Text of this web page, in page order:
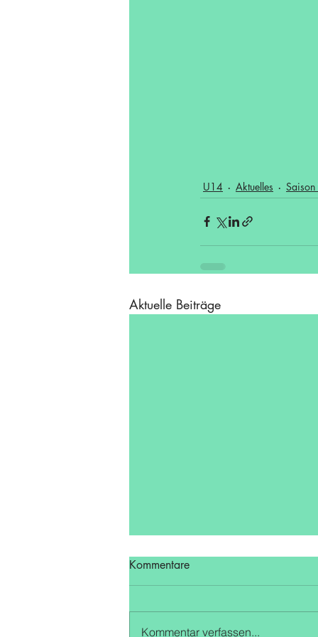
U14 Aktuelles
Aktuelle Beiträge
Kommentare
Kommentar verfassen...